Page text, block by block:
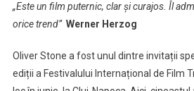
„Este un film puternic, clar și curajos. Îl
orice trend” Werner Herzog
Oliver Stone a fost unul dintre invitații
ediții a Festivalului Internațional de Film